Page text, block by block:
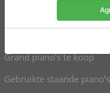
Grand piano’s te koop
Gebruikte staande piano’s